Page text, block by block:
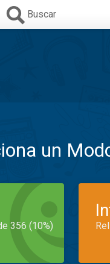
Buscar
un
356 (10%)